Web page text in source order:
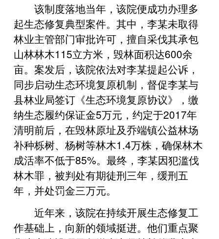
该制度落地当年，该院便成功办理多
起生态修复典型案件。其中，李某未取得
林业主管部门审批许可，擅自采伐其承包
山林林木115立方米，毁林面积达600余
亩。案发后，该院依法对李某提起公诉，
同步启动生态环境复原机制，督促李某与
县林业局签订《生态环境复原协议》，缴
纳生态履约保证金5万元，约定于2017年
清明前后，在毁林原址及乔端镇公益林场
补种栎树、杨树等林木1.4万株，确保林木
成活率不低于85%。最终，李某因犯滥伐
林木罪，被判处有期徒刑三年，缓刑五
年，并处罚金三万元。
近年来，该院在持续开展生态修复工
作基础上，向新的领域挺进。他们重点聚